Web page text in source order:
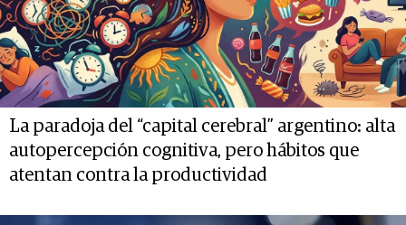
La paradoja del “capital cerebral” argentino: alta
autopercepción cognitiva, pero hábitos que
atentan contra la productividad